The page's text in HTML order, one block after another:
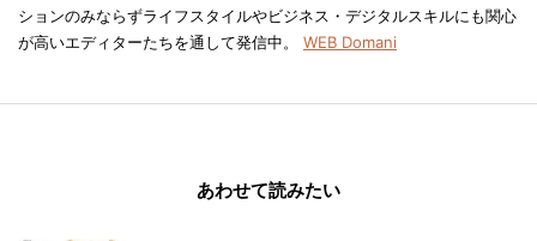
ションのみならずライフスタイルやビジネス・デジタルスキルにも関心
が高いエディターたちを通して発信中。 WEB Domani
あわせて読みたい